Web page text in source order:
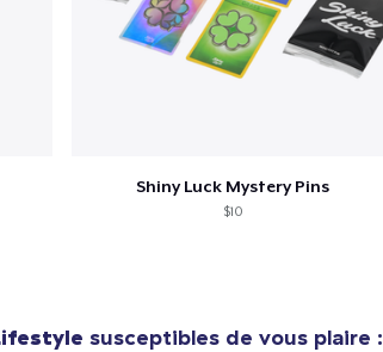
Shiny Luck Mystery Pins
$10
susceptibles de vous plaire :